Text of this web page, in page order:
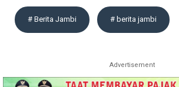
# Berita Jambi # berita jambi
Advertisement